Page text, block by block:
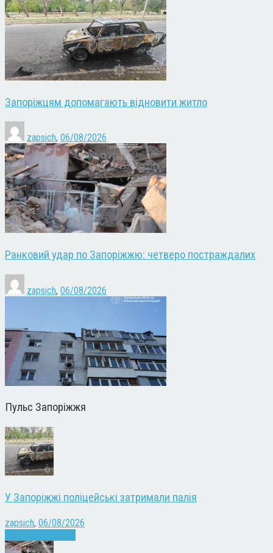
Запоріжцям допомагають відновити житло
zapsich, 06/08/2026
Ранковий удар по Запоріжжю: четверо постраждалих
zapsich, 06/08/2026
Пульс Запоріжжя
У Запоріжжі поліцейські затримали палія
zapsich, 06/08/2026